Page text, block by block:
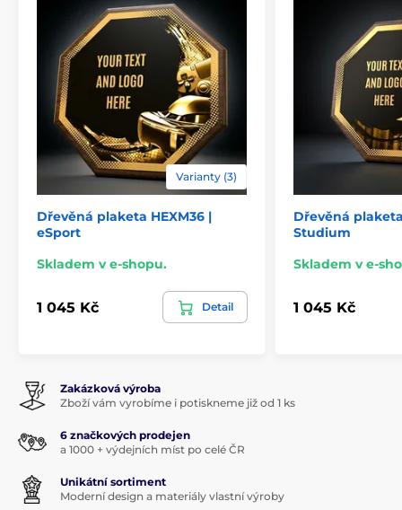
Varianty (3)
Dřevěná plaketa HEXM36 |
eSport
Skladem v e-shopu.
1 045 Kč Detail
Dřevěná
Studium
Skladem v e-
1 045 Kč
Zakázková výroba
Zboží vám vyrobíme i potiskneme již od 1 ks
6 značkových prodejen
a 1000 + výdejních míst po celé ČR
Unikátní sortiment
Moderní design a materiály vlastní výroby